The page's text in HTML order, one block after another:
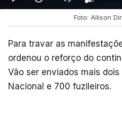
Foto: Allison
Para travar as
ordenou o reforço do
Vão ser enviados mais
Nacional e 700 fuzileiros.